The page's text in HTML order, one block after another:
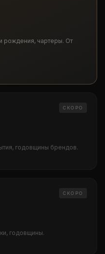
рождения, чартеры. От
СКОРО
годовщины брендов.
СКОРО
годовщины.